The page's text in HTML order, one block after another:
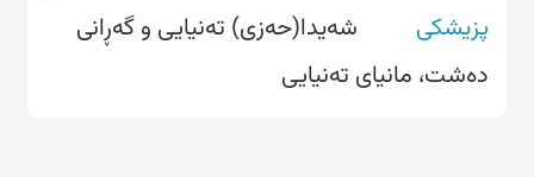
پزیشکی
شەیدا(حەزی) تەنیایی و گەڕانی
دەشت، مانیای تەنیایی